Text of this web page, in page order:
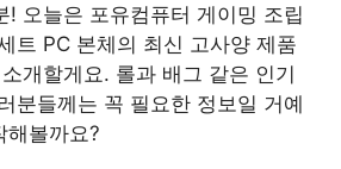
! 오늘은 포유컴퓨터 게이밍 조립
트 PC 본체의 최신 고사양 제품
개할게요. 롤과 배그 같은 인기
분들께는 꼭 필요한 정보일 거예
해볼까요?